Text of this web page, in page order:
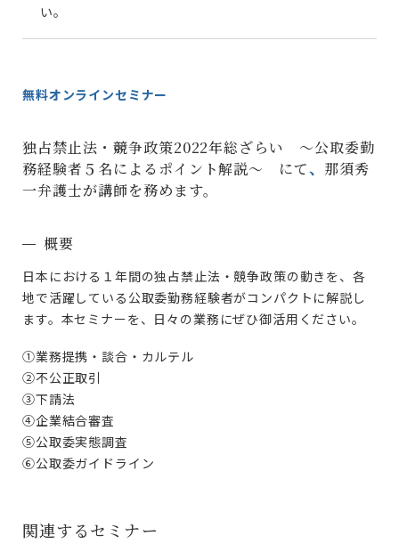
い。
無料オンラインセミナー
独占禁止法・競争政策2022年総ざらい ～公取委勤
務経験者５名によるポイント解説～ にて、 那須秀
一弁護士が講師を務めます。
概要
日本における１年間の独占禁止法・競争政策の動きを、各
地で活躍している公取委勤務経験者がコンパクトに解説し
ます。本セミナーを、日々の業務にぜひ御活用ください。
①業務提携・談合・カルテル
②不公正取引
③下請法
④企業結合審査
⑤公取委実態調査
⑥公取委ガイドライン
関連するセミナー